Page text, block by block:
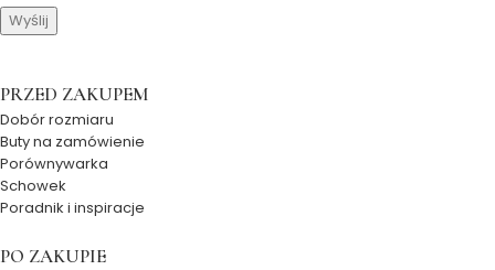
PRZED ZAKUPEM
Dobór rozmiaru
Buty na zamówienie
Porównywarka
Schowek
Poradnik i inspiracje
PO ZAKUPIE